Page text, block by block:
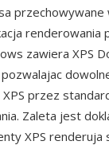
renderowania
zawiera XPS
przez
Zaleta jest
XPS renderuja